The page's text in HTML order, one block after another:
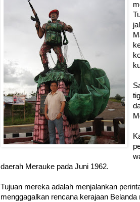
daerah Merauke pada Juni 1962.
Tujuan mereka adalah menjalankan
menggagalkan rencana kerajaan